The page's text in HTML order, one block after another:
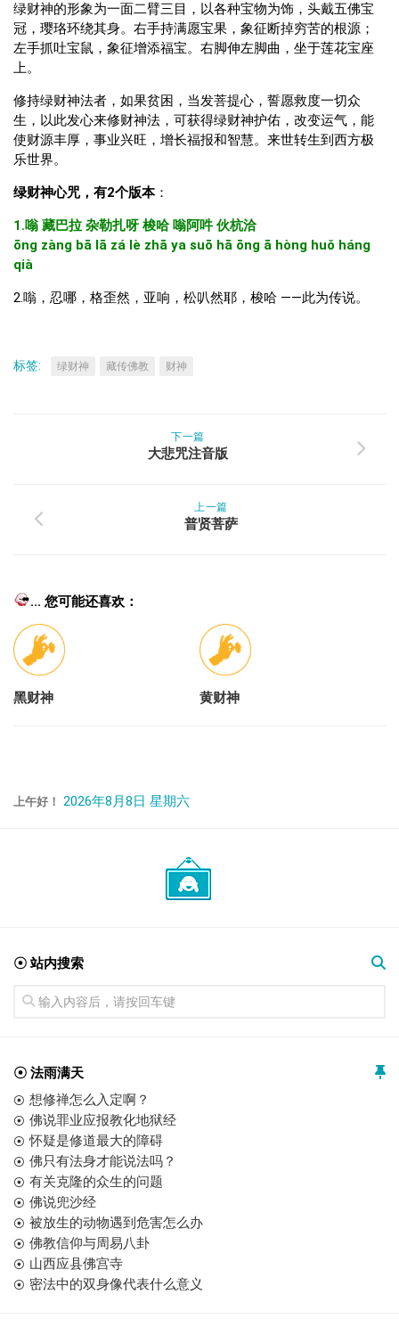
绿财神的形象为一面二臂三目，以各种宝物为饰，头戴五佛宝
冠，璎珞环绕其身。右手持满愿宝果，象征断掉穷苦的根源；
左手抓吐宝鼠，象征增添福宝。右脚伸左脚曲，坐于莲花宝座
上。
修持绿财神法者，如果贫困，当发菩提心，誓愿救度一切众
生，以此发心来修财神法，可获得绿财神护佑，改变运气，能
使财源丰厚，事业兴旺，增长福报和智慧。来世转生到西方极
乐世界。
绿财神心咒，有2个版本：
1.嗡 藏巴拉 杂勒扎呀 梭哈 嗡阿吽 伙杭洽
ōng zàng bā lā zá lè zhā ya suō hā ōng ā hòng huǒ háng
qià
2.嗡，忍哪，格歪然，亚响，松叭然耶，梭哈 ——此为传说。
标签: 绿财神 藏传佛教 财神
下一篇
大悲咒注音版
上一篇
普贤菩萨
... 您可能还喜欢：
黑财神 黄财神
上午好！ 2026年8月8日 星期六
☉ 站内搜索
☉ 法雨满天
想修禅怎么入定啊？
佛说罪业应报教化地狱经
怀疑是修道最大的障碍
佛只有法身才能说法吗？
有关克隆的众生的问题
佛说兜沙经
被放生的动物遇到危害怎么办
佛教信仰与周易八卦
山西应县佛宫寺
密法中的双身像代表什么意义